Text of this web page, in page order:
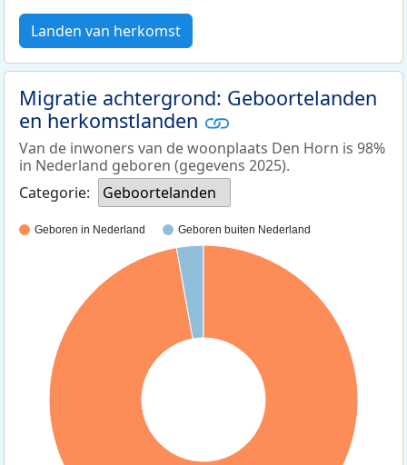
Landen van herkomst
Migratie achtergrond: Geboortelanden
en herkomstlanden
Van de inwoners van de woonplaats Den Horn is 98%
in Nederland geboren (gegevens 2025).
Categorie:
Geboortelanden
Geboren in Nederland Geboren buiten Nederland